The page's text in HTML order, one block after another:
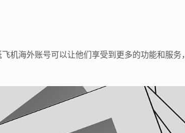
机海外账号可以让他们享受到更多的功能和服务，